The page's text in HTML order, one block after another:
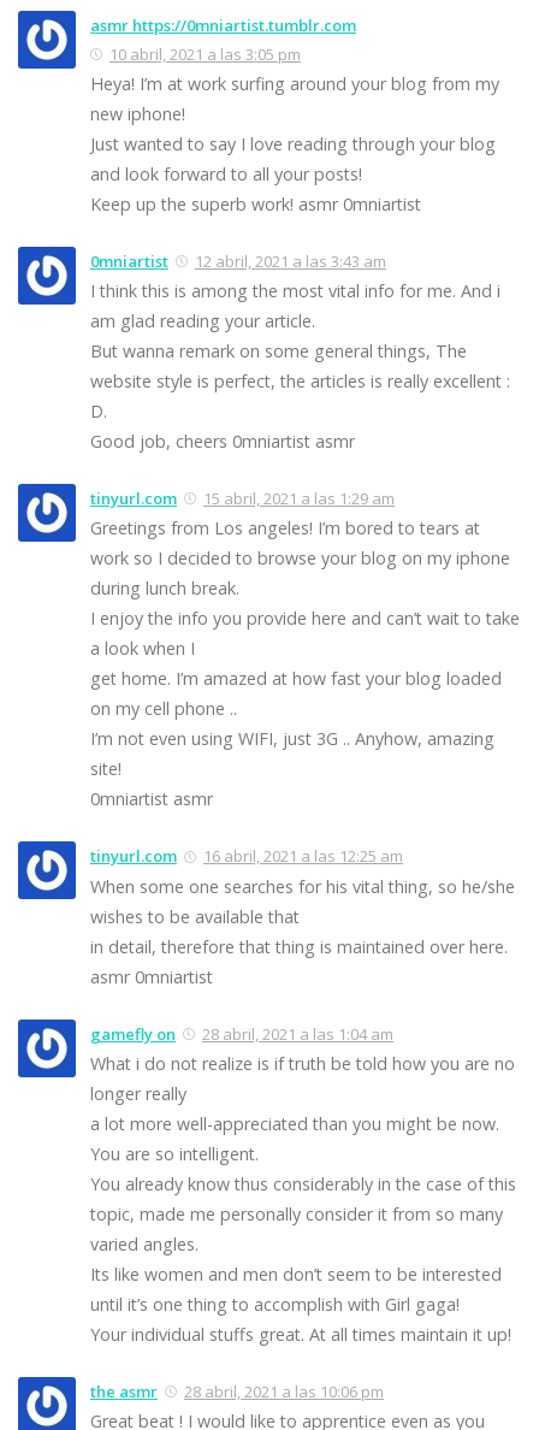
asmr https://0mniartist.tumblr.com
10 abril, 2021 a las 3:05 pm
Heya! I’m at work surfing around your blog from my
new iphone!
Just wanted to say I love reading through your blog
and look forward to all your posts!
Keep up the superb work! asmr 0mniartist
0mniartist 12 abril, 2021 a las 3:43 am
I think this is among the most vital info for me. And i
am glad reading your article.
But wanna remark on some general things, The
website style is perfect, the articles is really excellent :
D.
Good job, cheers 0mniartist asmr
tinyurl.com 15 abril, 2021 a las 1:29 am
Greetings from Los angeles! I’m bored to tears at
work so I decided to browse your blog on my iphone
during lunch break.
I enjoy the info you provide here and can’t wait to take
a look when I
get home. I’m amazed at how fast your blog loaded
on my cell phone ..
I’m not even using WIFI, just 3G .. Anyhow, amazing
site!
0mniartist asmr
tinyurl.com 16 abril, 2021 a las 12:25 am
When some one searches for his vital thing, so he/she
wishes to be available that
in detail, therefore that thing is maintained over here.
asmr 0mniartist
gamefly on 28 abril, 2021 a las 1:04 am
What i do not realize is if truth be told how you are no
longer really
a lot more well-appreciated than you might be now.
You are so intelligent.
You already know thus considerably in the case of this
topic, made me personally consider it from so many
varied angles.
Its like women and men don’t seem to be interested
until it’s one thing to accomplish with Girl gaga!
Your individual stuffs great. At all times maintain it up!
the asmr 28 abril, 2021 a las 10:06 pm
Great beat ! I would like to apprentice even as you